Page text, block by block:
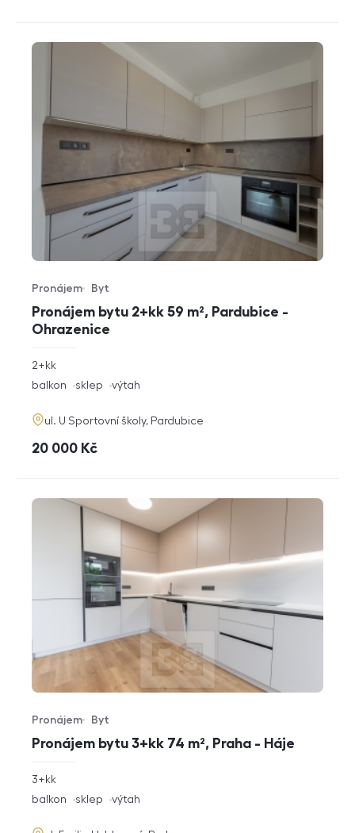
Pronájem bytu 2+kk 59 m², Pardubice -
Ohrazenice
Typ nabídky
Pronájem
Typ nemovitosti
Byt
rozměry
dispozice
2+kk
funkce
balkon sklep výtah
adresa
ul. U Sportovní školy, Pardubice
cena
20 000 Kč
Pronájem bytu 3+kk 74 m², Praha - Háje
Typ nabídky
Pronájem
Typ nemovitosti
Byt
rozměry
3+kk
funkce
balkon sklep výtah